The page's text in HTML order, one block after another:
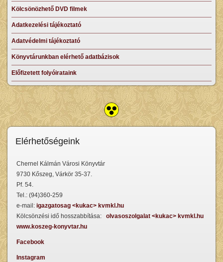
Kölcsönözhető DVD filmek
Adatkezelési tájékoztató
Adatvédelmi tájékoztató
Könyvtárunkban elérhető adatbázisok
Előfizetett folyóirataink
Elérhetőségeink
Chernel Kálmán Városi Könyvtár
9730 Kőszeg, Várkör 35-37.
Pf. 54.
Tel.: (94)360-259
e-mail: igazgatosag <kukac> kvmkl.hu
Kölcsönzési idő hosszabbítása: olvasoszolgalat <kukac> kvmkl.hu
www.koszeg-konyvtar.hu
Facebook
Instagram